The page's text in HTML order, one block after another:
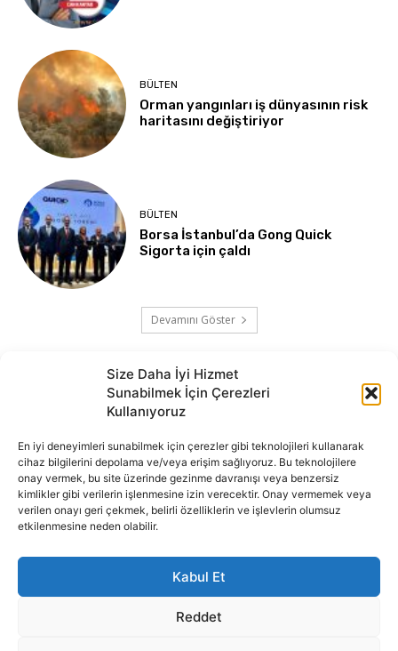
Size Daha İyi Hizmet
Sunabilmek İçin Çerezleri
Kullanıyoruz
En iyi deneyimleri sunabilmek için çerezler gibi teknolojileri kullanarak
cihaz bilgilerini depolama ve/veya erişim sağlıyoruz. Bu teknolojilere
onay vermek, bu site üzerinde gezinme davranışı veya benzersiz
kimlikler gibi verilerin işlenmesine izin verecektir. Onay vermemek veya
verilen onayı geri çekmek, belirli özelliklerin ve işlevlerin olumsuz
etkilenmesine neden olabilir.
Kabul Et
Reddet
BÜLTEN
Orman yangınları iş dünyasının risk
haritasını değiştiriyor
BÜLTEN
Borsa İstanbul’da Gong Quick
Sigorta için çaldı
Devamını Göster
İnternet portalımızda yer alan tüm haber metini, resim ve benzeri
içeriğin hakları Sigortamedya Yayıncılık A.Ş.'ye aittir. Hiçbir şekilde
basılı ya da elektronik bir ortamda, kaynak gösterilse bile izin
e-Mail Adresimiz: info@sigortamedia.com